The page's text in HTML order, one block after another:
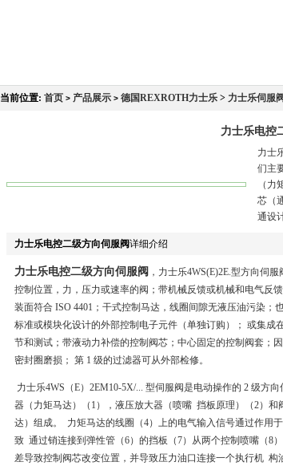
当前位置: 首页 > 产品展示 > 德国REXROTH力士乐 > 力士乐伺服阀
力士乐电控
力士
们主
（
芯（
通设
力士乐电控二级方向伺服阀详细介绍
力士乐电控二级方向伺服阀 ，力士乐4WS(E)2E.型方向伺
控制位置，力，压力或速率的阀；带机械反馈或机械和电气反
装面符合 ISO 4401；干式控制马达，线圈间隙无液压油污染
标准或模块化设计的外部控制电子元件（单独订购）； 或集成
节和测试；带液动力补偿的控制阀芯；中心固定的控制阀套；
密封圈磨损； 第 1 级的过滤器可从外部检修。
力士乐4WS（E）2EM10-5X/... 型伺服阀是电动操作的 2 级
器（力矩马达）（1），液压放大器（喷嘴 挡板原理）（2）
达）组成。 力矩马达的线圈（4）上的电气输入信号通过作用
致 通过销连接到弹性管（6）的挡板（7）从两个控制喷嘴（8
差导致控制阀芯改变位置，并导致压力油口连接一个执行机